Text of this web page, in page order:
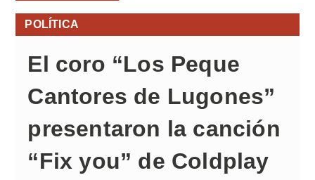
POLÍTICA
El coro “Los Peque
Cantores de Lugones”
presentaron la canción
“Fix you” de Coldplay